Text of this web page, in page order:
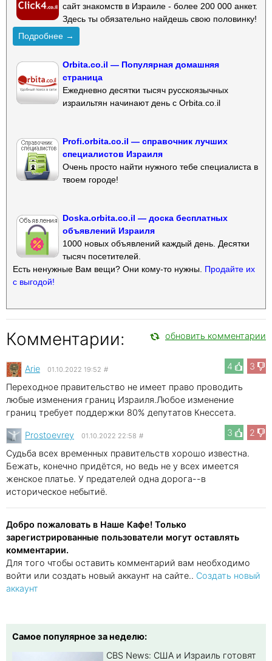
сайт знакомств в Израиле - более 200 000 анкет.
Здесь ты обязательно найдешь свою половинку!
Подробнее →
Orbita.co.il — Популярная домашняя
страница
Ежедневно десятки тысяч русскоязычных
израильтян начинают день с Orbita.co.il
Profi.orbita.co.il — справочник лучших
специалистов Израиля
Очень просто найти нужного тебе специалиста в
твоем городе!
Doska.orbita.co.il — доска бесплатных
объявлений Израиля
1000 новых объявлений каждый день. Десятки
тысяч посетителей.
Есть ненужные Вам вещи? Они кому-то нужны. Продайте их
с выгодой!
Комментарии: обновить комментарии
4 3
Arie 01.10.2022 19:52 #
Переходное правительство не имеет право проводить
любые изменения границ Израиля.Любое изменение
границ требует поддержки 80% депутатов Кнессета.
3
2
Prostoevrey 01.10.2022 22:58 #
Судьба всех временных правительств хорошо известна.
Бежать, конечно придётся, но ведь не у всех имеется
женское платье. У предателей одна дорога--в
историческое небытиё.
Добро пожаловать в Наше Кафе! Только
зарегистрированные пользователи могут оставлять
комментарии.
Для того чтобы оставить комментарий вам необходимо
войти или создать новый аккаунт на сайте.. Создать новый
аккаунт
Самое популярное за неделю:
CBS News: США и Израиль готовят